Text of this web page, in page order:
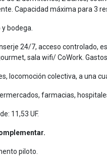
Capacidad máxima para 3
bodega.
24/7, acceso controlado,
sala wifi/ CoWork.
locomoción colectiva, a una
farmacias,
11,53 UF.
piloto.